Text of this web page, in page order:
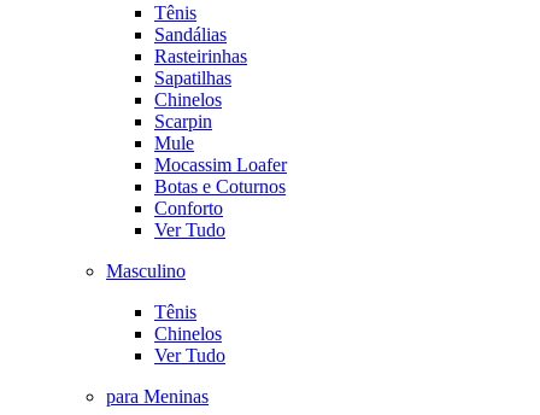
Tênis
Sandálias
Rasteirinhas
Sapatilhas
Chinelos
Scarpin
Mule
Mocassim Loafer
Botas e Coturnos
Conforto
Ver Tudo
Masculino
Tênis
Chinelos
Ver Tudo
para Meninas